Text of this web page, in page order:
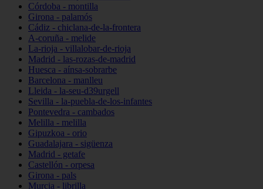
Córdoba - montilla
Girona - palamós
Cádiz - chiclana-de-la-frontera
A-coruña - melide
La-rioja - villalobar-de-rioja
Madrid - las-rozas-de-madrid
Huesca - aínsa-sobrarbe
Barcelona - manlleu
Lleida - la-seu-d39urgell
Sevilla - la-puebla-de-los-infantes
Pontevedra - cambados
Melilla - melilla
Gipuzkoa - orio
Guadalajara - sigüenza
Madrid - getafe
Castellón - orpesa
Girona - pals
Murcia - librilla